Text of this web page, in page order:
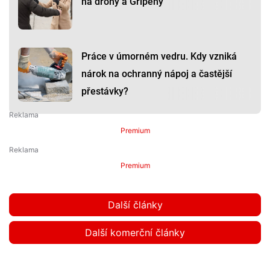
Práce v úmorném vedru. Kdy vzniká
nárok na ochranný nápoj a častější
přestávky?
Premium
Premium
Další články
Další komerční články